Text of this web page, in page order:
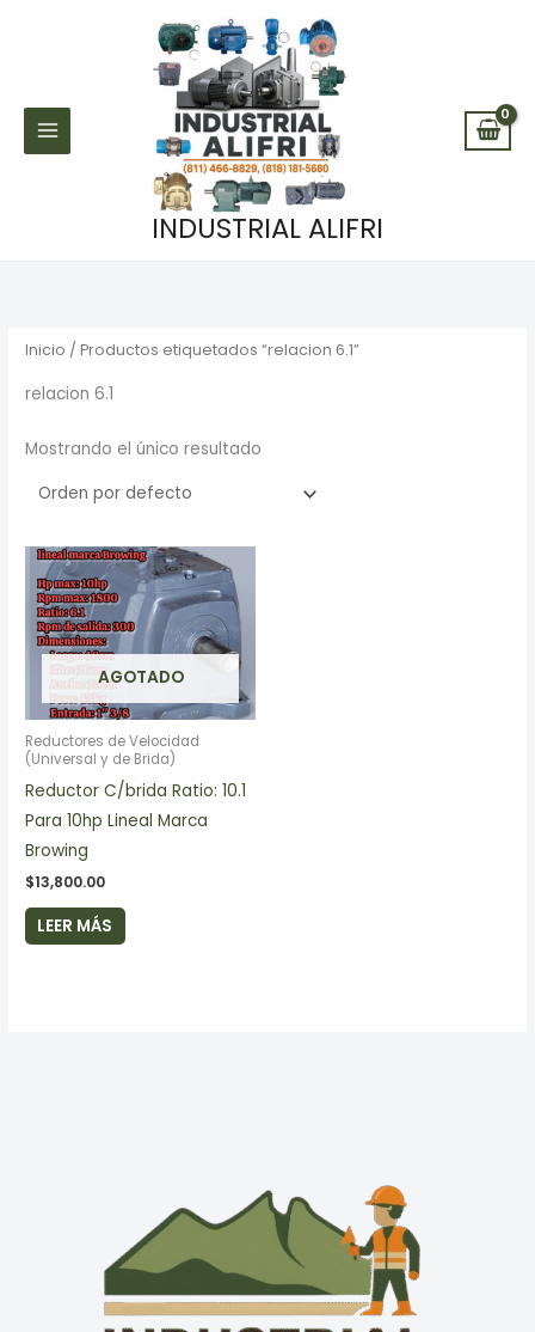
INDUSTRIAL ALIFRI
Inicio / Productos etiquetados “relacion 6.1”
relacion 6.1
Mostrando el único resultado
AGOTADO
Reductores de Velocidad
(Universal y de Brida)
Reductor C/brida Ratio: 10.1
Para 10hp Lineal Marca
Browing
$13,800.00
LEER MÁS